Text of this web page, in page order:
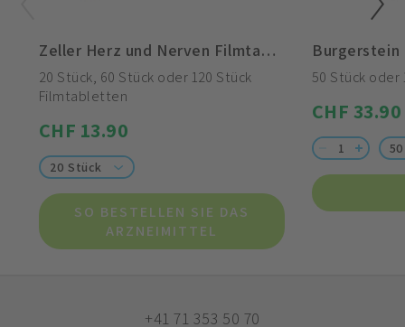
Zeller Herz und Nerven Filmtabletten
20 Stück, 60 Stück oder 120 Stück
Filmtabletten
CHF 13.90
20 Stück
SO BESTELLEN SIE DAS
ARZNEIMITTEL
Burgerstein
50 Stück oder
CHF 33.90
+41 71 353 50 70